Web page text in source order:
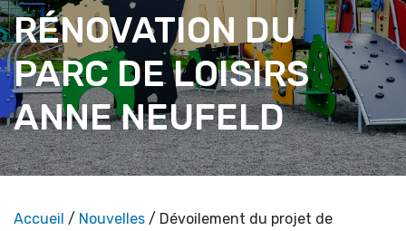
RÉNOVATION DU
PARC DE LOISIRS
ANNE NEUFELD
Accueil / Nouvelles / Dévoilement du projet de